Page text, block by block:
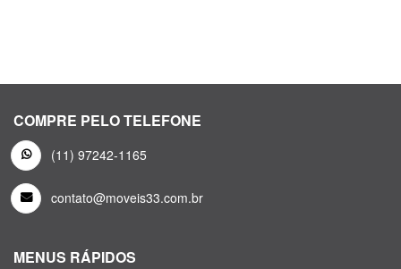
COMPRE PELO TELEFONE
(11) 97242-1165
contato@moveis33.com.br
MENUS RÁPIDOS